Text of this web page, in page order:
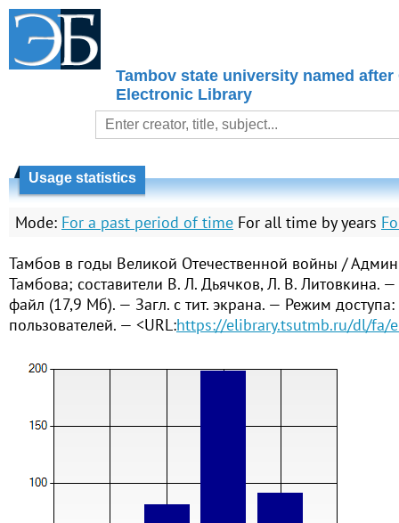
Tambov state university named after
Electronic Library
Usage statistics
Mode: For a past period of time For all time by years
Тамбов в годы Великой Отечественной войны /
Тамбова; составители В. Л. Дьячков, Л. В. Литовкина.
файл (17,9 Мб). — Загл. с тит. экрана. — Режим
пользователей. — <URL:https://elibrary.tsutmb.ru/dl/fa/